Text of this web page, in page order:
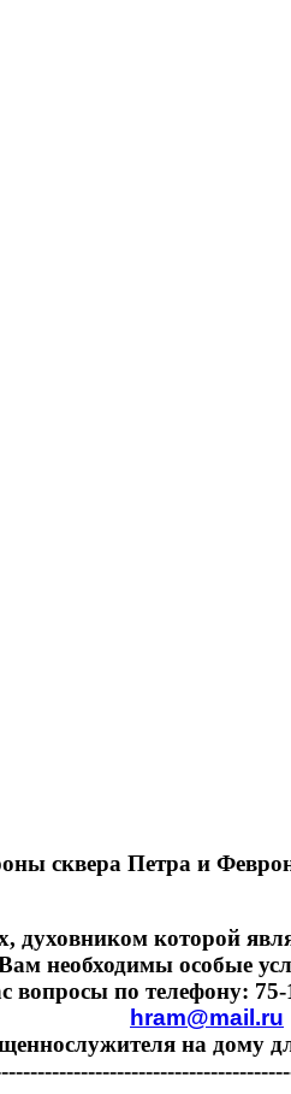
сквера Петра и
духовником которой
необходимы особые
по телефону:
hram@mail.ru
на дому